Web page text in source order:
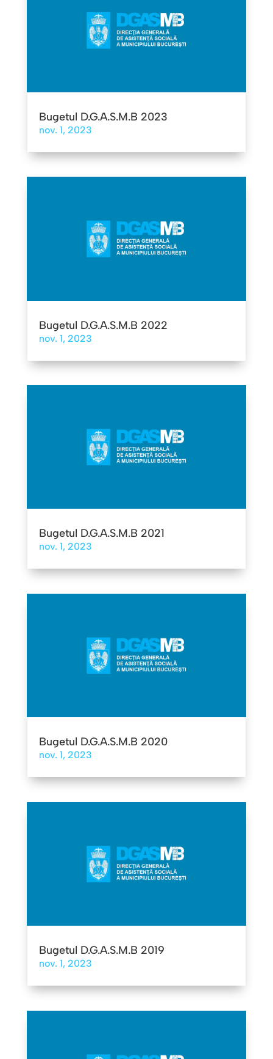
Bugetul D.G.A.S.M.B 2023
nov. 1, 2023
Bugetul D.G.A.S.M.B 2022
nov. 1, 2023
Bugetul D.G.A.S.M.B 2021
nov. 1, 2023
Bugetul D.G.A.S.M.B 2020
nov. 1, 2023
Bugetul D.G.A.S.M.B 2019
nov. 1, 2023